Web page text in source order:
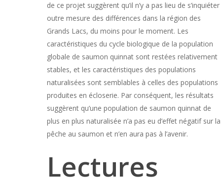
de ce projet suggèrent qu’il n’y a pas lieu de s’inquiéter
outre mesure des différences dans la région des
Grands Lacs, du moins pour le moment. Les
caractéristiques du cycle biologique de la population
globale de saumon quinnat sont restées relativement
stables, et les caractéristiques des populations
naturalisées sont semblables à celles des populations
produites en écloserie. Par conséquent, les résultats
suggèrent qu’une population de saumon quinnat de
plus en plus naturalisée n’a pas eu d’effet négatif sur la
pêche au saumon et n’en aura pas à l’avenir.
Lectures